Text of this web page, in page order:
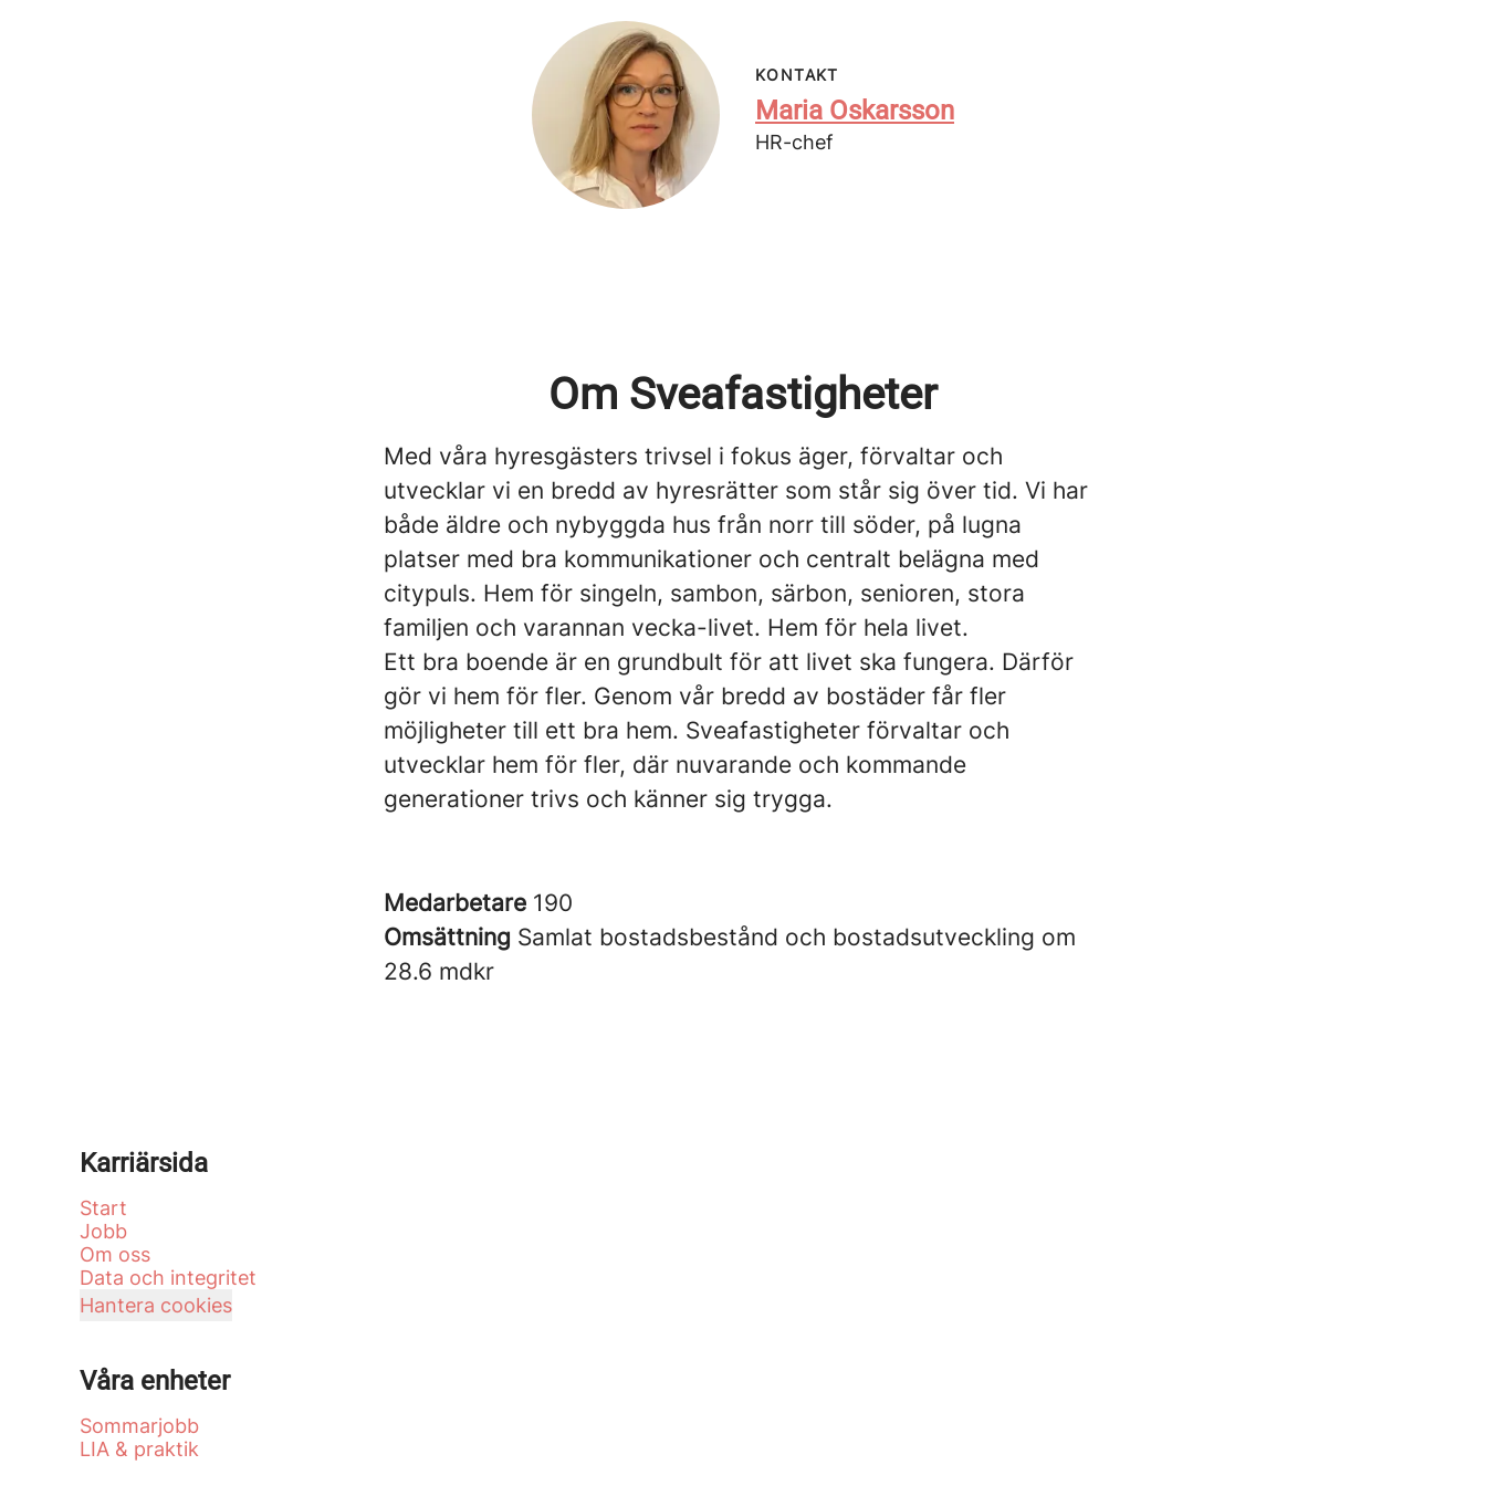
KONTAKT
Maria Oskarsson
HR-chef
Om Sveafastigheter
Med våra hyresgästers trivsel i fokus äger, förvaltar och
utvecklar vi en bredd av hyresrätter som står sig över tid. Vi har
både äldre och nybyggda hus från norr till söder, på lugna
platser med bra kommunikationer och centralt belägna med
citypuls. Hem för singeln, sambon, särbon, senioren, stora
familjen och varannan vecka-livet. Hem för hela livet.
Ett bra boende är en grundbult för att livet ska fungera. Därför
gör vi hem för fler. Genom vår bredd av bostäder får fler
möjligheter till ett bra hem. Sveafastigheter förvaltar och
utvecklar hem för fler, där nuvarande och kommande
generationer trivs och känner sig trygga.
Medarbetare 190
Omsättning Samlat bostadsbestånd och bostadsutveckling om
28.6 mdkr
Karriärsida
Start
Jobb
Om oss
Data och integritet
Hantera cookies
Våra enheter
Sommarjobb
LIA & praktik